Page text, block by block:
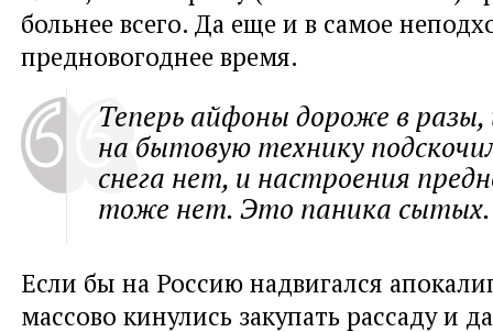
больнее всего. Да еще и в самое
предновогоднее время.
Теперь айфоны дороже в разы,
на бытовую технику
снега нет, и настроения
тоже нет. Это паника сытых.
Если бы на Россию надвигался
массово кинулись закупать рассаду и